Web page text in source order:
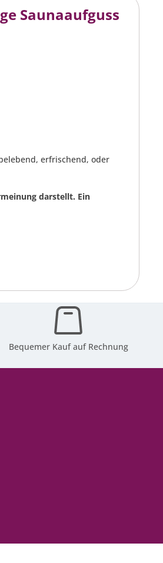
Saunaaufguss
erfrischend, oder
darstellt. Ein
Bequemer Kauf auf Rechnung